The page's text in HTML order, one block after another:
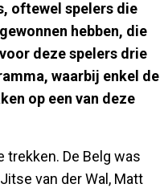
oftewel spelers die
hebben, die
deze spelers drie
waarbij enkel de
op een van deze
trekken. De Belg was
van der Wal, Matt